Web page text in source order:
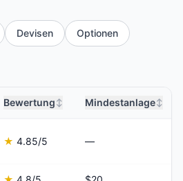
Devisen Optionen
Bewertung ↕ Mindestanlage↕
★ 4.85/5 —